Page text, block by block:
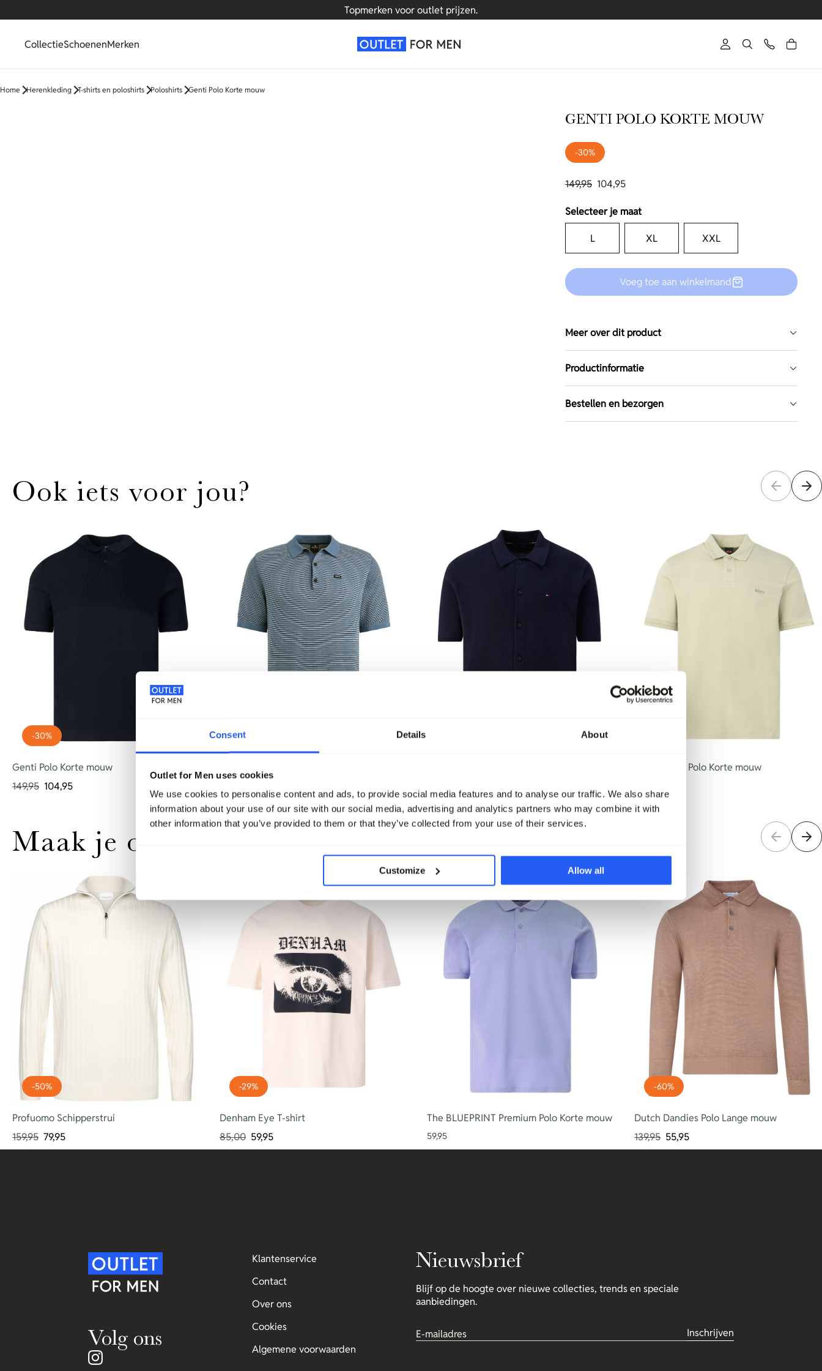
Consent Details About
Outlet for Men uses cookies
We use cookies to personalise content and ads, to provide social media features and to analyse our traffic. We also share
information about your use of our site with our social media, advertising and analytics partners who may combine it with
other information that you’ve provided to them or that they’ve collected from your use of their services.
Customize Allow all
Topmerken voor outlet prijzen.
CollectieSchoenenMerken
Home Herenkleding T-shirts en poloshirts Poloshirts Genti Polo Korte mouw
GENTI POLO KORTE MOUW
-30%
149,95 104,95
Selecteer je maat
L XL XXL
Voeg toe aan winkelmand
Meer over dit product
Productinformatie
Bestellen en bezorgen
Ook iets voor jou?
-30%
Genti Polo Korte mouw
149,95 104,95
-30%
109,90 76,95
Boss Casual Polo Korte mouw
Maak je outfit compleet
-50%
Profuomo Schipperstrui
159,95 79,95
-29%
Denham Eye T-shirt
85,00 59,95
The BLUEPRINT Premium Polo Korte mouw
59,95
-60%
Dutch Dandies Polo Lange mouw
139,95 55,95
Volg ons
Nieuwsbrief
Blijf op de hoogte over nieuwe collecties, trends en speciale
aanbiedingen.
Inschrijven
Klantenservice
Contact
Over ons
Cookies
Algemene voorwaarden